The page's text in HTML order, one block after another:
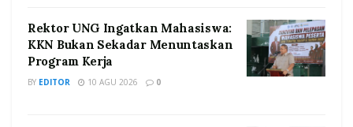
Rektor UNG Ingatkan Mahasiswa:
KKN Bukan Sekadar Menuntaskan
Program Kerja
BY EDITOR 10 AGU 2026 0